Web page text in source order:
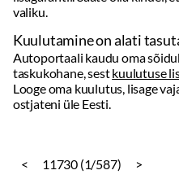
< 11730 (1/587) >